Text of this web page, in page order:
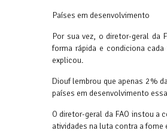
Países em desenvolvimento
Por sua vez, o diretor-geral da
forma rápida e condiciona
explicou.
Diouf lembrou que apenas 2%
países em desenvolvimento
O diretor-geral da FAO instou a
atividades na luta contra a fome